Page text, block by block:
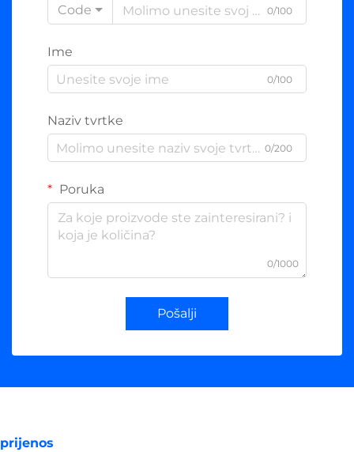
Code 0/100
Ime
0/100
Naziv tvrtke
0/200
Poruka
0/1000
Pošalji
prijenos